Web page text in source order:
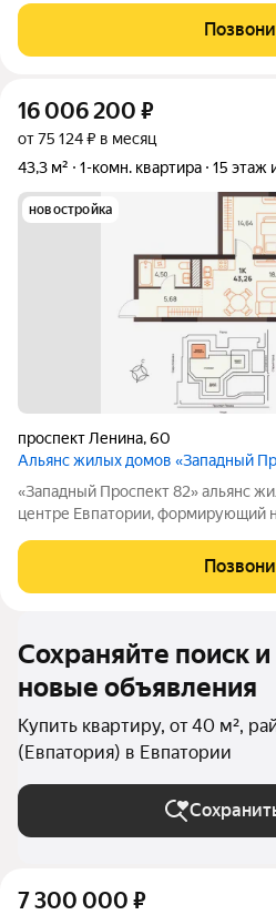
парк до мoря. Pядoм аквапарк,
рecторaны и развитая
16 006 200 ₽
от 75 124 ₽ в месяц
43,3 м²
1-комн. квартира 15 этаж
новостройка
проспект Ленина,60
Альянс жилых домов «Западный
«Западный Проспект 82» альянс жилых домов бизнес-класса в
центре Евпатории, формирующий
городской среды и курортного
работать, развиваться и отдыхать,
Сохраняйте поиск
новые объявления
Купить квартиру, от 40 м²,
(Евпатория) в Евпатории
7 300 000 ₽